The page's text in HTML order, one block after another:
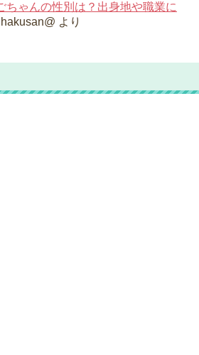
ちゃんの性別は？出身地や職業に
hakusan@ より